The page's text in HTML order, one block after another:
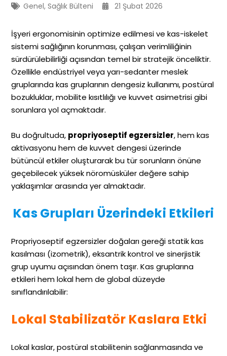
Genel,Sağlık Bülteni 21 Şubat 2026
İşyeri ergonomisinin optimize edilmesi ve kas-iskelet
sistemi sağlığının korunması, çalışan verimliliğinin
sürdürülebilirliği açısından temel bir stratejik önceliktir.
Özellikle endüstriyel veya yarı-sedanter meslek
gruplarında kas gruplarının dengesiz kullanımı, postüral
bozukluklar, mobilite kısıtlılığı ve kuvvet asimetrisi gibi
sorunlara yol açmaktadır.
Bu doğrultuda, propriyoseptif egzersizler, hem kas
aktivasyonu hem de kuvvet dengesi üzerinde
bütüncül etkiler oluşturarak bu tür sorunların önüne
geçebilecek yüksek nöromüsküler değere sahip
yaklaşımlar arasında yer almaktadır.
Kas Grupları Üzerindeki Etkileri
Propriyoseptif egzersizler doğaları gereği statik kas
kasılması (izometrik), eksantrik kontrol ve sinerjistik
grup uyumu açısından önem taşır. Kas gruplarına
etkileri hem lokal hem de global düzeyde
sınıflandırılabilir:
Lokal Stabilizatör Kaslara Etki
Lokal kaslar, postüral stabilitenin sağlanmasında ve